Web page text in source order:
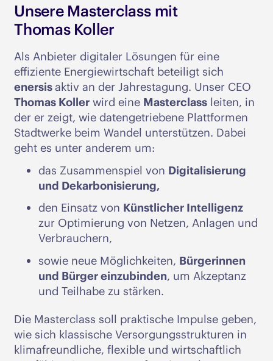
Unsere Masterclass mit
Thomas Koller
Als Anbieter digitaler Lösungen für eine
effiziente Energiewirtschaft beteiligt sich
enersisaktiv an der Jahrestagung. Unser CEO
Thomas Koller wird eine Masterclass leiten, in
der er zeigt, wie datengetriebene Plattformen
Stadtwerke beim Wandel unterstützen. Dabei
geht es unter anderem um:
das Zusammenspiel von Digitalisierung
und Dekarbonisierung,
den Einsatz von Künstlicher Intelligenz
zur Optimierung von Netzen, Anlagen und
Verbrauchern,
sowie neue Möglichkeiten, Bürgerinnen
und Bürger einzubinden, um Akzeptanz
und Teilhabe zu stärken.
Die Masterclass soll praktische Impulse geben,
wie sich klassische Versorgungsstrukturen in
klimafreundliche, flexible und wirtschaftlich